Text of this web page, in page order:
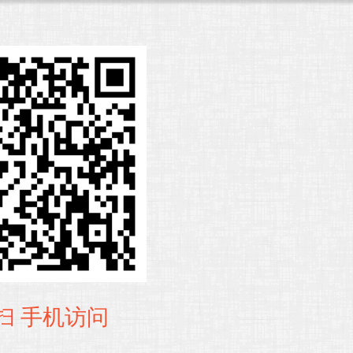
手机访问